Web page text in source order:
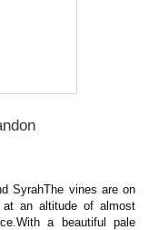
SyrahThe vines are on
at an altitude of almost
a beautiful pale